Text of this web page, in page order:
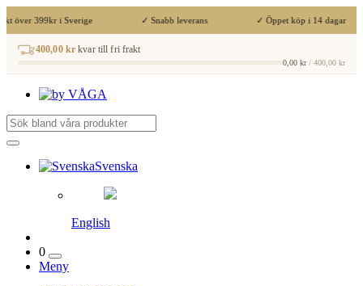
över 399kr i Sverige ✓ Snabb leverans ✓ Öppet köp i 14 dagar
400,00 kr kvar till fri frakt
0,00 kr/ 400,00 kr
Svenska
English
0
Meny